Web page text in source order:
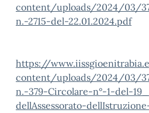
content/uploads/2024/03/
n.-2715-del-22.01.2024.pdf
https://
content/uploads/2024/03/
n.-379-Circolare-n°-1-del-
dellAssessorato-